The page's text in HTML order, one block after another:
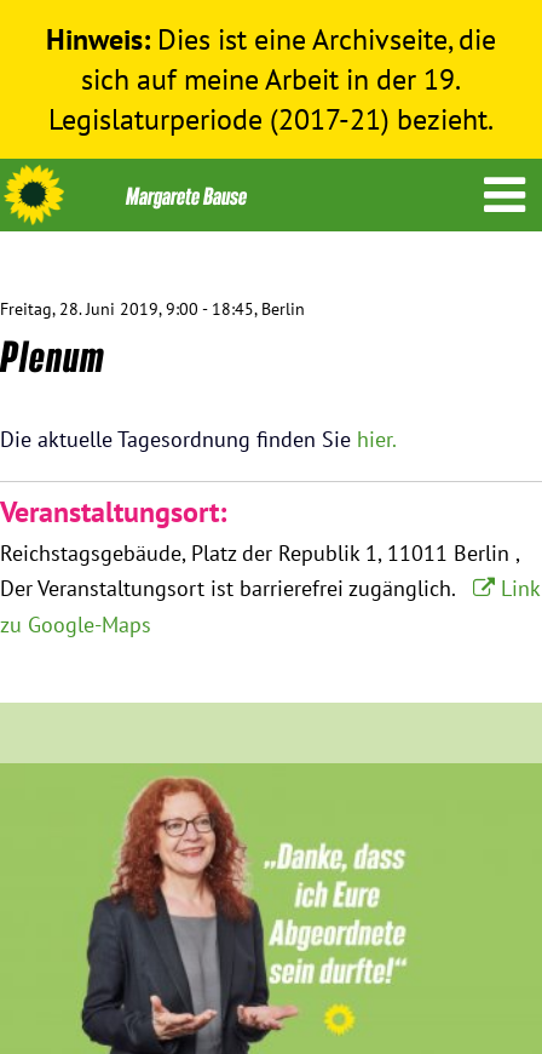
Hinweis: Dies ist eine Archivseite, die
sich auf meine Arbeit in der 19.
Legislaturperiode (2017-21) bezieht.
Themen
Bundestag 2017-2021
Obfrau im Ausschuss für Menschenrechte und
humanitäre Hilfe
Mein Abstimmungsverhalten
Ämter, Funktionen und Einkünfte
Besuch in Berlin
Praktikum
Patenschaftsprogramm
Bayern
Freitag, 28. Juni 2019, 9:00 - 18:45, Berlin
Plenum
Die aktuelle Tagesordnung finden Sie hier.
Veranstaltungsort:
Reichstagsgebäude Platz der Republik 1 11011 Berlin
Der Veranstaltungsort ist barrierefrei zugänglich.
Link
zu Google-Maps